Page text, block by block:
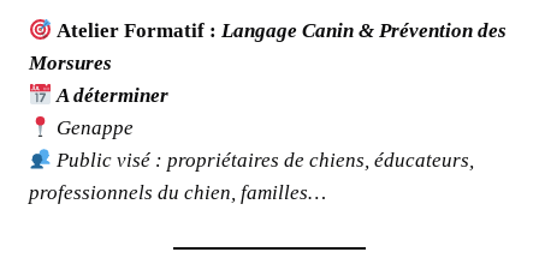
Atelier Formatif :Langage Canin & Prévention des
Morsures
A déterminer
Genappe
Public visé : propriétaires de chiens, éducateurs,
professionnels du chien, familles…